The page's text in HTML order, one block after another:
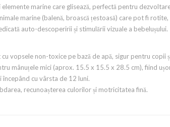
elemente marine care glisează, perfectă pentru
marine (balenă, broască țestoasă) care pot fi
auto-descoperirii și stimulării vizuale a bebelușului.
vopsele non-toxice pe bază de apă, sigur pentru copii
mânuțele mici (aprox. 15.5 x 15.5 x 28.5 cm), fiind
începând cu vârsta de 12 luni.
recunoașterea culorilor și motricitatea fină.